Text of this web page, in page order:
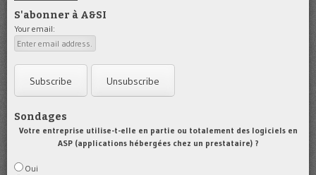
S'abonner à A&SI
Your email:
Sondages
Votre entreprise utilise-t-elle en partie ou totalement des logiciels en
ASP (applications hébergées chez un prestataire) ?
Oui